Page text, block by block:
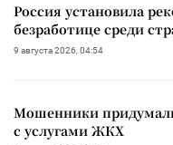
Россия установила
безработице среди
9 августа 2026, 04:54
Мошенники
с услугами ЖКХ